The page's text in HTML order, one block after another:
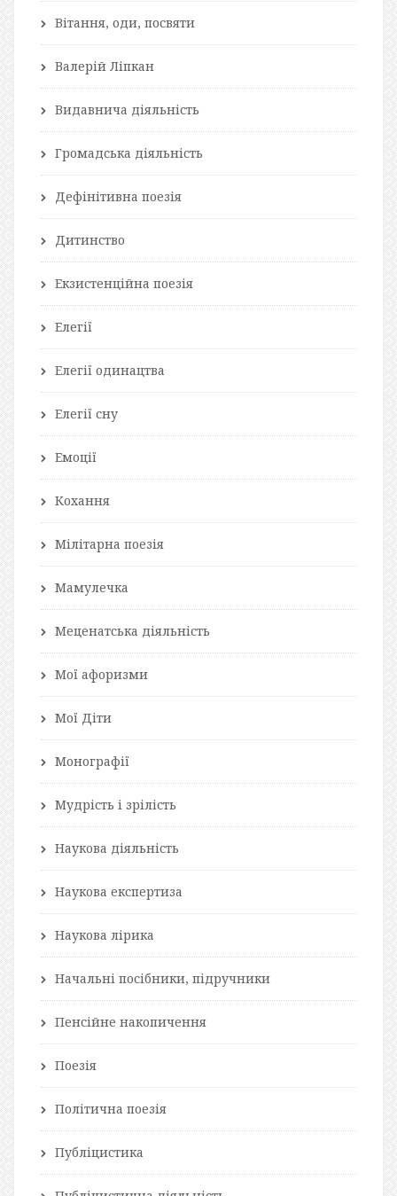
Вітання, оди, посвяти
Валерій Ліпкан
Видавнича діяльність
Громадська діяльність
Дефінітивна поезія
Дитинство
Екзистенційна поезія
Елегії
Елегії одинацтва
Елегії сну
Емоції
Кохання
Мілітарна поезія
Мамулечка
Меценатська діяльність
Мої афоризми
Мої Діти
Монографії
Мудрість і зрілість
Наукова діяльність
Наукова експертиза
Наукова лірика
Начальні посібники, підручники
Пенсійне накопичення
Поезія
Політична поезія
Публіцистика